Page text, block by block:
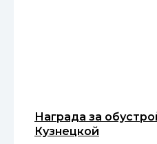
Награда за
Кузнецкой